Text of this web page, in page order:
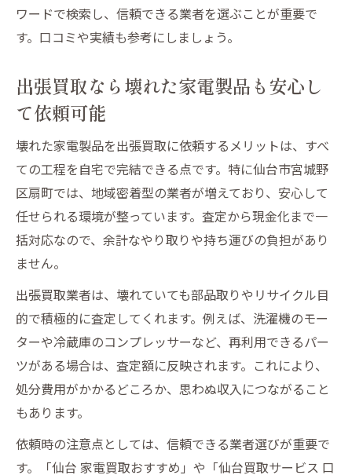
壊れた家電製品も出張買取で効率的に現金
化
とめ
壊れた家電製品の現金化に最適な出張買取
手順
出張買取で不要な壊れた家電製品を手間な
く売却
壊れた家電製品の出張買取で効率UPのポイ
ント
手順簡単な出張買取で壊れた家電製品もスムー
ズ処分
壊れた家電製品の出張買取手順と準備ポイ
ント
出張買取で壊れた家電製品を簡単処分する
コツ
壊れた家電製品のスムーズな出張買取活用
方法
出張買取の流れと壊れた家電製品対応の注
ワードで検索し、信頼できる業者を選ぶことが重要で
す。口コミや実績も参考にしましょう。
出張買取なら壊れた家電製品も安心し
て依頼可能
壊れた家電製品を出張買取に依頼するメリットは、すべ
ての工程を自宅で完結できる点です。特に仙台市宮城野
区扇町では、地域密着型の業者が増えており、安心して
任せられる環境が整っています。査定から現金化まで一
括対応なので、余計なやり取りや持ち運びの負担があり
ません。
出張買取業者は、壊れていても部品取りやリサイクル目
的で積極的に査定してくれます。例えば、洗濯機のモー
ターや冷蔵庫のコンプレッサーなど、再利用できるパー
ツがある場合は、査定額に反映されます。これにより、
処分費用がかかるどころか、思わぬ収入につながること
もあります。
依頼時の注意点としては、信頼できる業者選びが重要で
す。「仙台 家電買取おすすめ」や「仙台買取サービス 口